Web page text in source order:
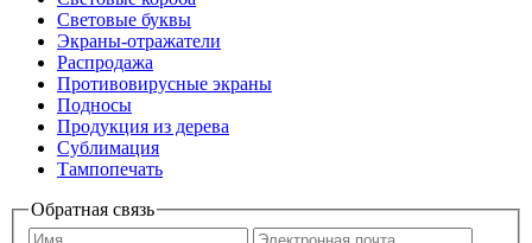
Световые буквы
Экраны-отражатели
Распродажа
Противовирусные экраны
Подносы
Продукция из дерева
Сублимация
Тампопечать
Обратная связь